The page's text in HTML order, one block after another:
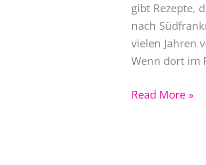
gibt Rezepte,
nach
vielen Jahren
Wenn dort im
Kirsch
Read More »